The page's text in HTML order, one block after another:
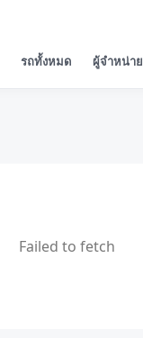
รถทั้งหมด ผู้จำหน่าย
Failed to fetch